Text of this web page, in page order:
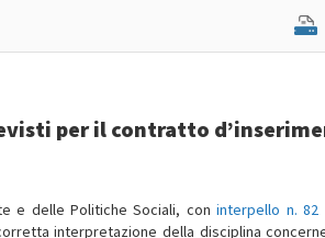
per il contratto
e delle Politiche Sociali, coninterpello n. 82
interpretazione della disciplina